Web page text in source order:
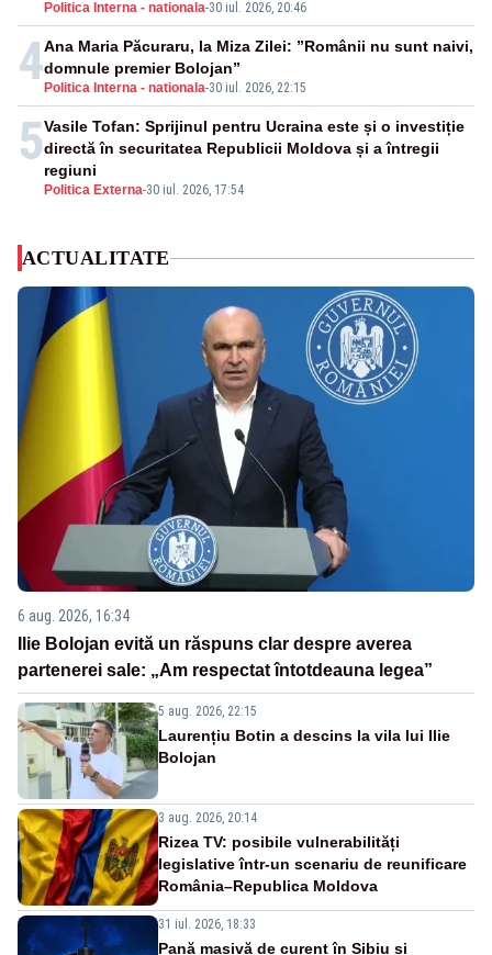
Politica Interna - nationala-30 iul. 2026, 20:46
4 Politica Interna - nationala-30 iul. 2026, 22:15
Ana Maria Păcuraru, la Miza Zilei: ”Românii nu sunt naivi,
domnule premier Bolojan”
5
Politica Externa-30 iul. 2026, 17:54
Vasile Tofan: Sprijinul pentru Ucraina este și o investiție
directă în securitatea Republicii Moldova și a întregii
regiuni
ACTUALITATE
6 aug. 2026, 16:34
Ilie Bolojan evită un răspuns clar despre averea
partenerei sale: „Am respectat întotdeauna legea”
5 aug. 2026, 22:15
Laurențiu Botin a descins la vila lui Ilie
Bolojan
3 aug. 2026, 20:14
Rizea TV: posibile vulnerabilități
legislative într-un scenariu de reunificare
România–Republica Moldova
31 iul. 2026, 18:33
Pană masivă de curent în Sibiu și